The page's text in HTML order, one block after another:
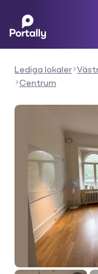
Lediga lokaler
Centrum